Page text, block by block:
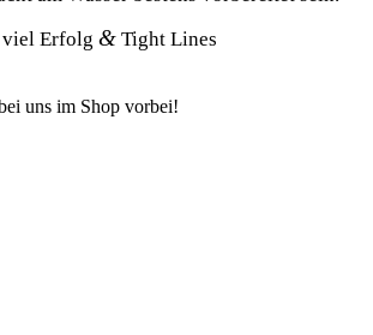
viel Erfolg & Tight Lines
uns im Shop vorbei!